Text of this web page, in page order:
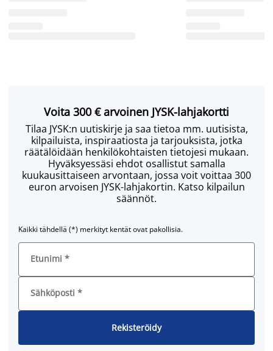
Voita 300 € arvoinen JYSK-lahjakortti
Tilaa JYSK:n uutiskirje ja saa tietoa mm. uutisista,
kilpailuista, inspiraatiosta ja tarjouksista, jotka
räätälöidään henkilökohtaisten tietojesi mukaan.
Hyväksyessäsi ehdot osallistut samalla
kuukausittaiseen arvontaan, jossa voit voittaa 300
euron arvoisen JYSK-lahjakortin. Katso kilpailun
säännöt.
Kaikki tähdellä (*) merkityt kentät ovat pakollisia.
Etunimi *
Sähköposti *
Rekisteröidy